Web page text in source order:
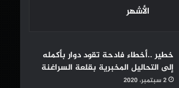
الأشهر
خطير ..أخطاء فادحة تقود دوار بأكمله
إلى التحاليل المخبرية بقلعة السراغنة
2 سبتمبر، 2020